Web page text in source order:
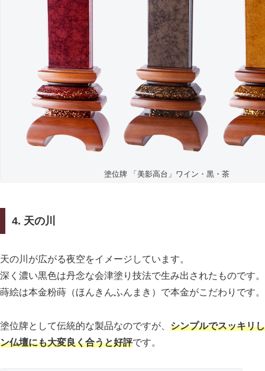
塗位牌 「美影高台」ワイン・黒・茶
4. 天の川
天の川が広がる夜空をイメージしています。
深く濃い黒色は丹念な会津塗り技法で生み出されたものです。
蒔絵は本金粉蒔（ほんきんふんまき）で本金がこだわりです。
塗位牌として伝統的な製品なのですが、 シンプルでスッキリ
ン仏壇にも大変良く合うと好評です。